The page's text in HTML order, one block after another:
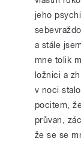
jeho
a stále
mne tolik
ložnici a
v noci
pocitem,
průvan,
že se se